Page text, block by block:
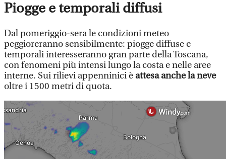
Piogge e temporali diffusi
Dal pomeriggio-sera le condizioni meteo
peggioreranno sensibilmente: piogge diffuse e
temporali interesseranno gran parte della Toscana,
con fenomeni più intensi lungo la costa e nelle aree
interne. Sui rilievi appenninici è attesa anche la neve
oltre i 1500 metri di quota.